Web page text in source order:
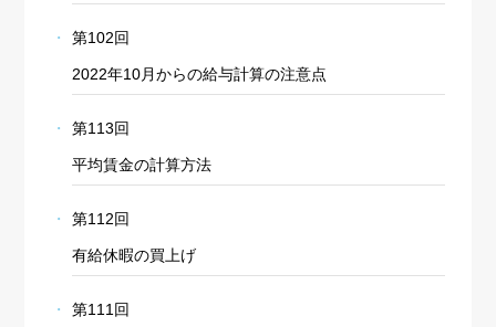
第102回
2022年10月からの給与計算の注意点
第113回
平均賃金の計算方法
第112回
有給休暇の買上げ
第111回